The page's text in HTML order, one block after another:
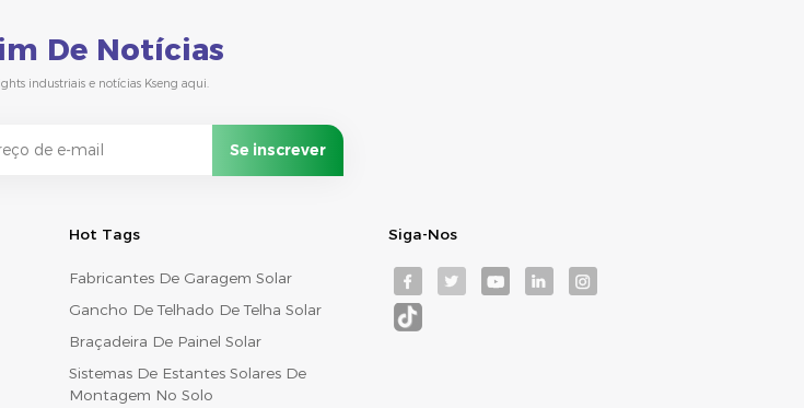
De Notícias
industriais e notícias Kseng aqui.
Hot Tags
Fabricantes De Garagem Solar
Gancho De Telhado De Telha Solar
Braçadeira De Painel Solar
Sistemas De Estantes Solares De
Montagem No Solo
Siga-Nos